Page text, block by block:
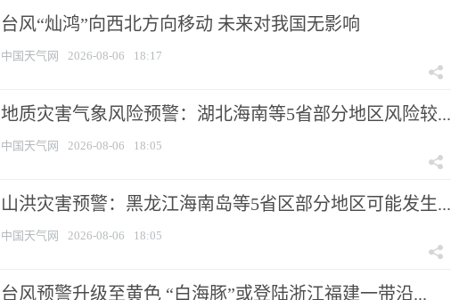
台风“灿鸿”向西北方向移动 未来对我国无影响
中国天气网 2026-08-06 18:17
地质灾害气象风险预警：湖北海南等5省部分地区风险较...
中国天气网 2026-08-06 18:05
山洪灾害预警：黑龙江海南岛等5省区部分地区可能发生...
中国天气网 2026-08-06 18:05
台风预警升级至黄色 “白海豚”或登陆浙江福建一带沿...